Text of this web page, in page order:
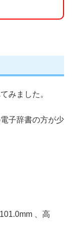
みました。
子辞書の方が少
、高